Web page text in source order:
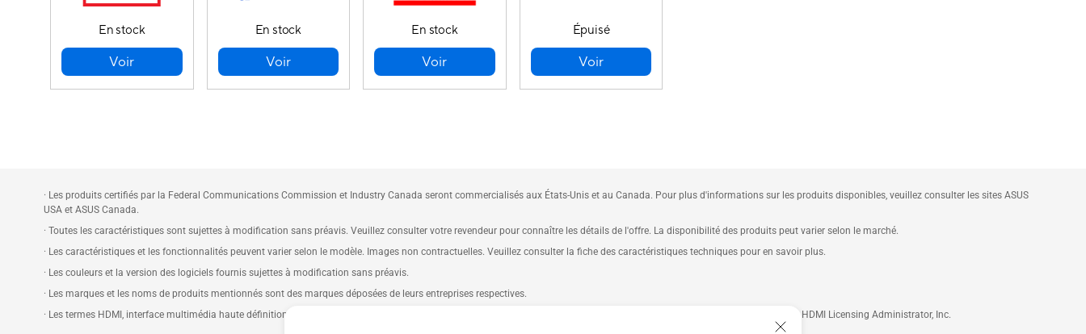
En stock
Voir
En stock
Voir
En stock
Voir
Épuisé
Voir
· Les produits certifiés par la Federal Communications Commission et Industry Canada seront commercialisés aux États-Unis et au Canada. Pour plus d'informations sur les produits disponibles, veuillez consulter les sites ASUS
USA et ASUS Canada.
· Toutes les caractéristiques sont sujettes à modification sans préavis. Veuillez consulter votre revendeur pour connaître les détails de l'offre. La disponibilité des produits peut varier selon le marché.
· Les caractéristiques et les fonctionnalités peuvent varier selon le modèle. Images non contractuelles. Veuillez consulter la fiche des caractéristiques techniques pour en savoir plus.
· Les couleurs et la version des logiciels fournis sujettes à modification sans préavis.
· Les marques et les noms de produits mentionnés sont des marques déposées de leurs entreprises respectives.
· Les termes HDMI, interface multimédia haute définition HDMI et habillage commercial HDMI, et les logos HDMI sont des marques commerciales et des marques déposées de HDMI Licensing Administrator, Inc.